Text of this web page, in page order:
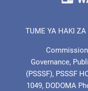
TUME YA HAKI
Governance,
(PSSSF), PSSSF
1049, DODOMA